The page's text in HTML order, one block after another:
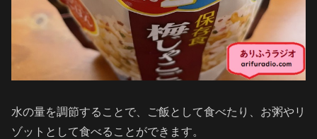
水の量を調節することで、ご飯として食べたり、お粥やリ
ゾットとして食べることができます。